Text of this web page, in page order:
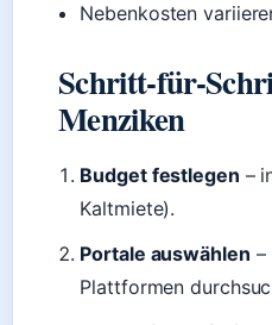
Nebenkosten
Schritt-für-
Menziken
Budget festlegen –
Kaltmiete).
Portale auswählen –
Plattformen